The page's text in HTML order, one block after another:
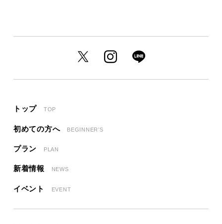
トップ TOP
初めての方へ BEGINNER’S
プラン PLAN
新着情報 NEWS
イベント EVENT